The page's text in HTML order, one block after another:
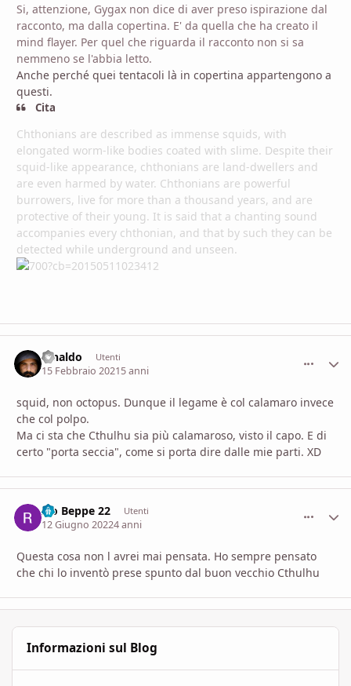
Si, attenzione, Gygax non dice di aver preso ispirazione dal
racconto, ma dalla copertina. E' da quella che ha creato il
mind flayer. Per quel che riguarda il racconto non si sa
nemmeno se l'abbia letto.
Anche perché quei tentacoli là in copertina appartengono a
questi.
Cita
Chthonians are described as immense squids, with
elongated worm-like bodies coated with slime. Despite their
squid-like appearance, chthonians are land-dwellers and
are even harmed by water. Chthonians are powerful
burrowers, live for more than a thousand years, and are
protective of their young. It is said that a chanting sound
accompanies every chthonian, and that by such they can be
detected while underground and unseen.
Rinaldo Utenti
15 Febbraio 20215 anni
squid, non octopus. Dunque il legame è col calamaro invece
che col polpo.
Ma ci sta che Cthulhu sia più calamaroso, visto il capo. E di
certo "porta seccia", come si porta dire dalle mie parti. XD
Zio Beppe 22 Utenti
12 Giugno 20224 anni
Questa cosa non l avrei mai pensata. Ho sempre pensato
che chi lo inventò prese spunto dal buon vecchio Cthulhu
Informazioni sul Blog